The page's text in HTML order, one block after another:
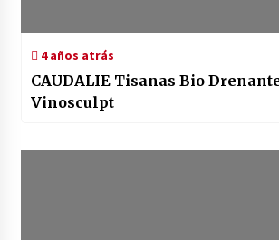
4 años atrás
CAUDALIE Tisanas Bio
Vinosculpt